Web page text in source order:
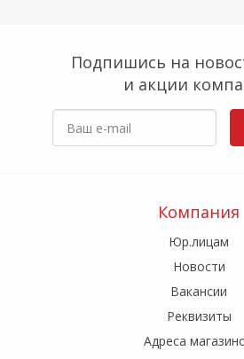
Подпишись на
и акции
Компания
Юр.лицам
Новости
Вакансии
Реквизиты
Адреса